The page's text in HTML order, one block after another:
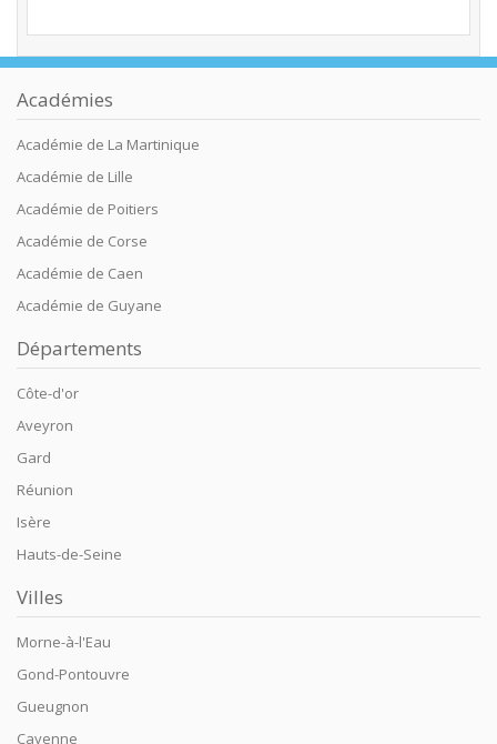
Académies
Académie de La Martinique
Académie de Lille
Académie de Poitiers
Académie de Corse
Académie de Caen
Académie de Guyane
Départements
Côte-d'or
Aveyron
Gard
Réunion
Isère
Hauts-de-Seine
Villes
Morne-à-l'Eau
Gond-Pontouvre
Gueugnon
Cayenne